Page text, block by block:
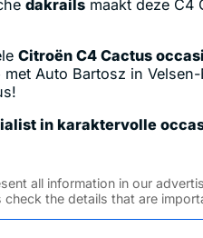
dakrailsmaakt deze C4
Citroën C4 Cactus
Auto Bartosz in
in karaktervolle
all information in our
the details that are